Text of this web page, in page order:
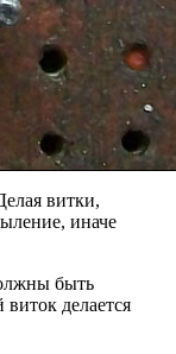
витки,
иначе
быть
делается